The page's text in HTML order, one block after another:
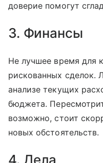
доверие помогут
3. Финансы
Не лучшее время для
рискованных сделок.
анализе текущих
бюджета.
возможно, стоит
новых обстоятельств.